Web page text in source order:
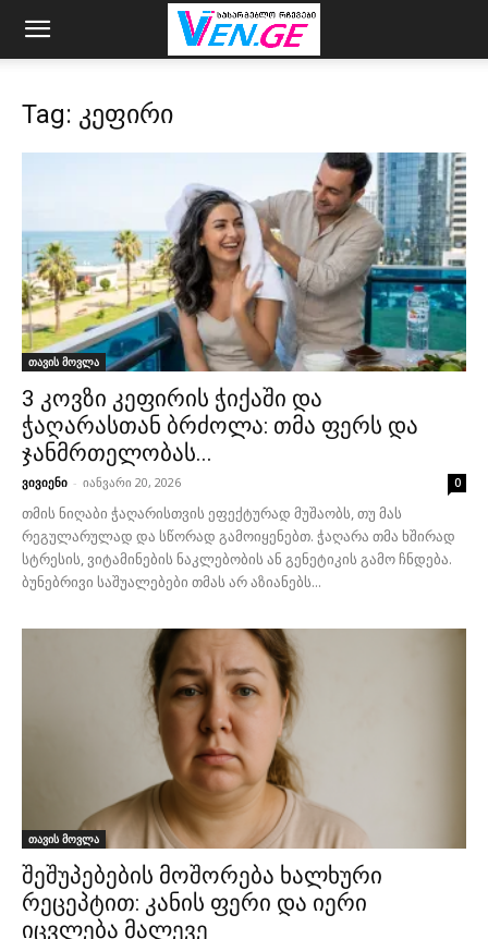
Tag: კეფირი
თავის მოვლა
3 კოვზი კეფირის ჭიქაში და
ჭაღარასთან ბრძოლა: თმა ფერს და
ჯანმრთელობას...
ვივიენი - იანვარი 20, 2026 0
თმის ნიღაბი ჭაღარისთვის ეფექტურად მუშაობს, თუ მას
რეგულარულად და სწორად გამოიყენებთ. ჭაღარა თმა ხშირად
სტრესის, ვიტამინების ნაკლებობის ან გენეტიკის გამო ჩნდება.
ბუნებრივი საშუალებები თმას არ აზიანებს...
თავის მოვლა
შეშუპებების მოშორება ხალხური
რეცეპტით: კანის ფერი და იერი
იცვლება მალევე